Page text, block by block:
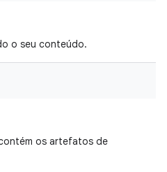
o seu conteúdo.
os artefatos de